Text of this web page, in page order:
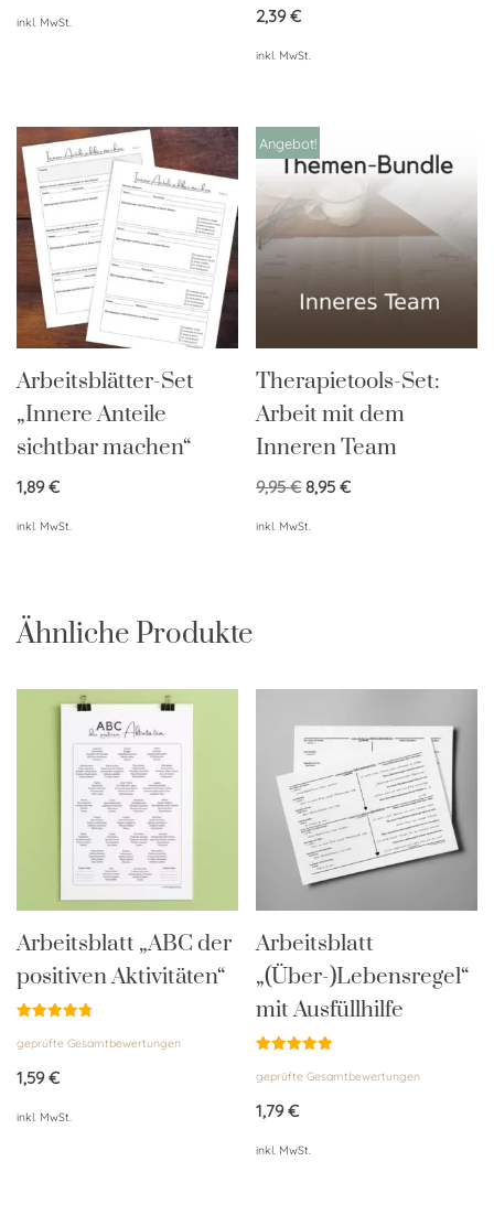
inkl. MwSt.
von 5
2,39€
inkl. MwSt.
Arbeitsblätter-Set
„Innere Anteile
sichtbar machen“
1,89€
inkl. MwSt.
Angebot!
Therapietools-Set:
Arbeit mit dem
Inneren Team
9,95€ 8,95€
inkl. MwSt.
Ähnliche Produkte
Arbeitsblatt „ABC der
positiven Aktivitäten“
mit
von 5
geprüfte Gesamtbewertungen
1,59€
inkl. MwSt.
Arbeitsblatt
„(Über-)Lebensregel“
mit Ausfüllhilfe
mit
von 5
geprüfte Gesamtbewertungen
1,79€
inkl. MwSt.